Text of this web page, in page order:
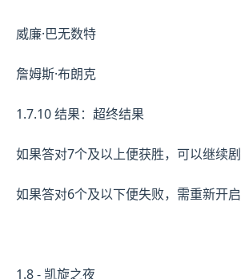
威廉·巴无数特
詹姆斯·布朗克
1.7.10 结果：超终结果
如果答对7个及以上便获胜，可以继续
如果答对6个及以下便失败，需重新开
1.8 - 凯旋之夜